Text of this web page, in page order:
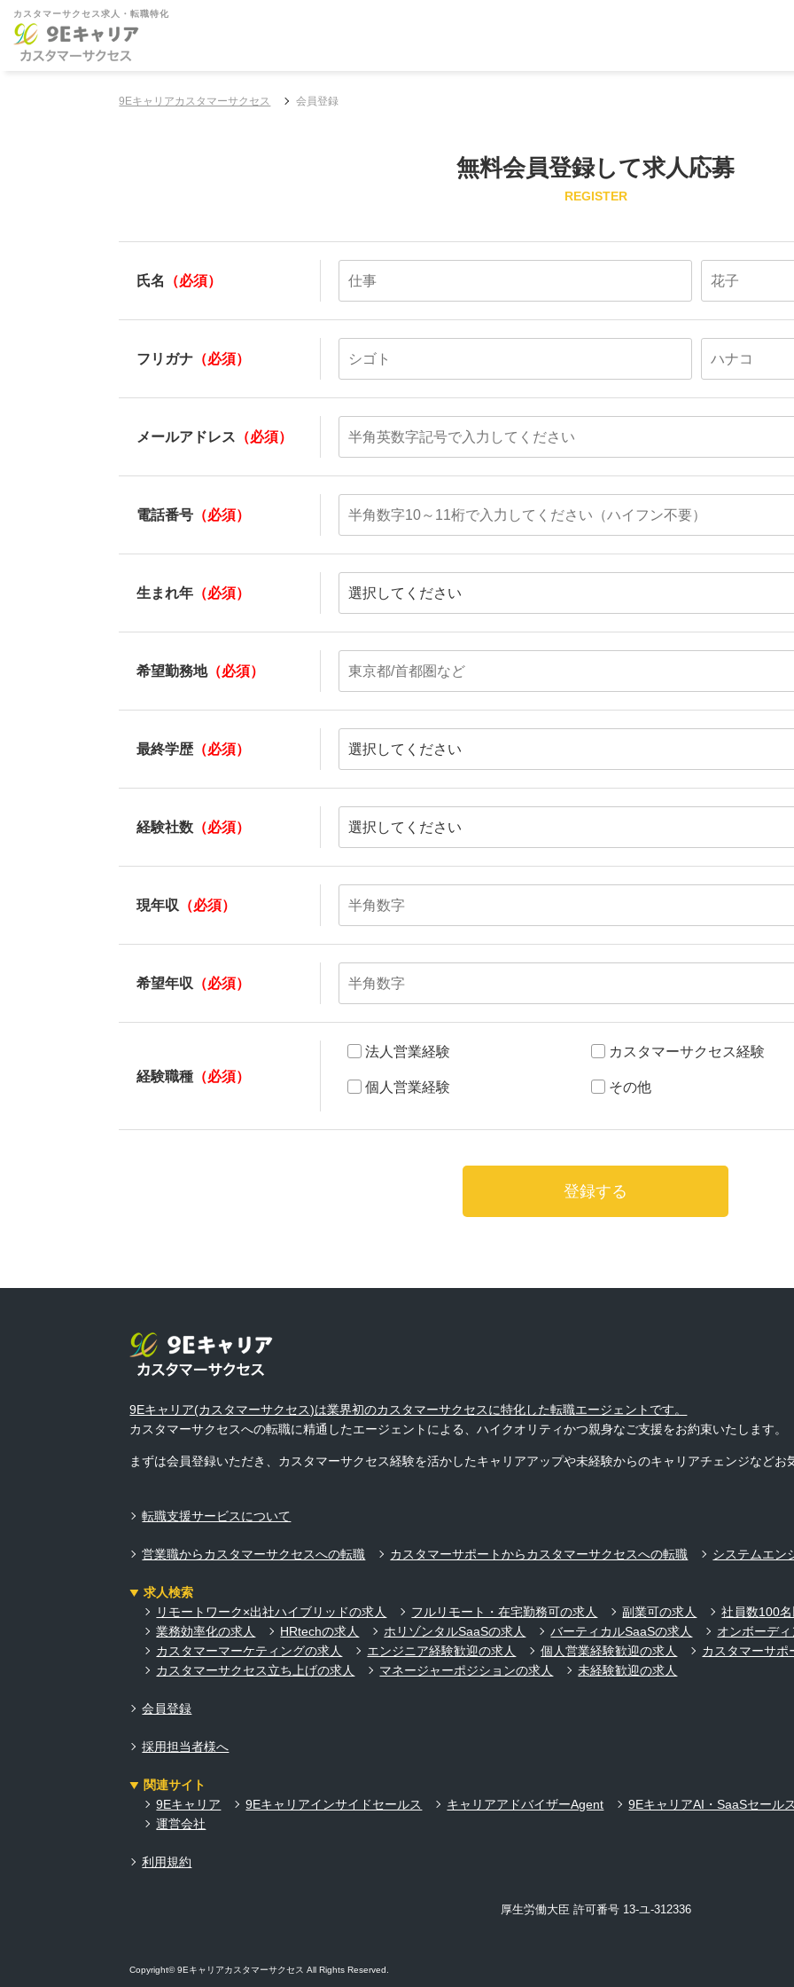
カスタマーサクセス求人・転職特化
9Eキャリアカスタマーサクセス 会員登録
無料会員登録して求人応募
REGISTER
氏名 （必須）
フリガナ （必須）
メールアドレス （必須）
電話番号 （必須）
生まれ年 （必須）
希望勤務地（必須）
最終学歴 （必須）
経験社数 （必須）
現年収 （必須）
希望年収 （必須）
経験職種 （必須）
法人営業経験 カスタマーサクセス経験
個人営業経験 その他
9Eキャリア(カスタマーサクセス)は業界初のカスタマーサクセスに特化した転職エージェントです。
カスタマーサクセスへの転職に精通したエージェントによる、ハイクオリティかつ親身なご支援をお約束いたします。
まずは会員登録いただき、カスタマーサクセス経験を活かしたキャリアアップや未経験からのキャリアチェンジなどお
転職支援サービスについて
営業職からカスタマーサクセスへの転職 カスタマーサポートからカスタマーサクセスへの転職 システムエン
求人検索
リモートワーク×出社ハイブリッドの求人
フルリモート・在宅勤務可の求人 副業可の求人
社員数100
業務効率化の求人
HRtechの求人 ホリゾンタルSaaSの求人 バーティカルSaaSの求人
オンボーデ
カスタマーマーケティングの求人
エンジニア経験歓迎の求人 個人営業経験歓迎の求人
カスタマーサポ
カスタマーサクセス立ち上げの求人
マネージャーポジションの求人 未経験歓迎の求人
会員登録
採用担当者様へ
関連サイト
9Eキャリア
9Eキャリアインサイドセールス キャリアアドバイザーAgent
9EキャリアAI・SaaSセール
運営会社
利用規約
厚生労働大臣 許可番号 13-ユ-312336
Copyright© 9Eキャリアカスタマーサクセス All Rights Reserved.